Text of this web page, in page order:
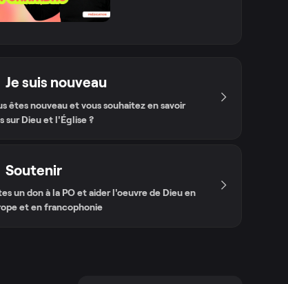
Je suis nouveau
êtes nouveau et vous souhaitez en savoir
sur Dieu et l'Église ?
Soutenir
un don à la PO et aider l'oeuvre de Dieu en
et en francophonie